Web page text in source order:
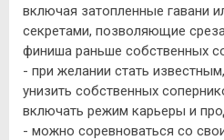
включая затопленные гавани
секретами, позволяющие
финиша раньше собственных
- при желании стать
унизить собственных
включать режим карьеры и
- можно соревноваться со